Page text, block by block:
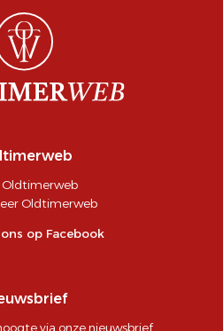
Oldtimerweb
Oldtimerweb
op Facebook
via onze nieuwsbrief